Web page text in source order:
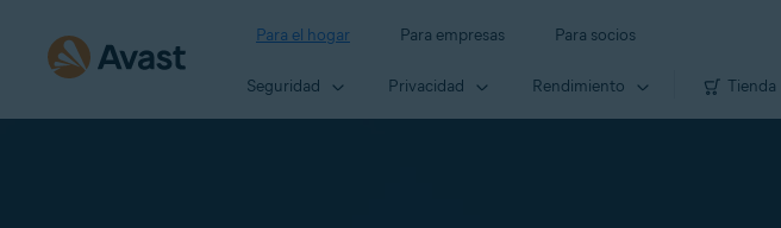
Para el hogar Para empresas Para socios
Seguridad Privacidad Rendimiento Tienda